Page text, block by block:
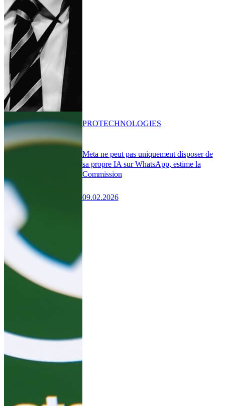
Meta ne peut pas uniquement disposer de
sa propre IA sur WhatsApp, estime la
Commission
09.02.2026
PROTECHNOLOGIES